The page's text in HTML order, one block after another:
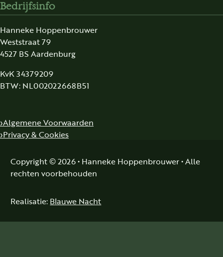
Bedrijfsinfo
Hanneke Hoppenbrouwer
Weststraat 79
4527 BS Aardenburg
KvK 34379209
BTW: NL002022668B51
Algemene Voorwaarden
Privacy & Cookies
Copyright © 2026 • Hanneke Hoppenbrouwer • Alle
rechten voorbehouden
Realisatie: Blauwe Nacht